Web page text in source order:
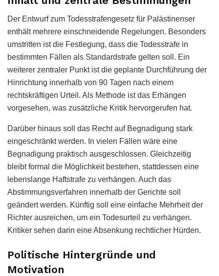
Der Entwurf zum Todesstrafengesetz für Palästinenser
enthält mehrere einschneidende Regelungen. Besonders
umstritten ist die Festlegung, dass die Todesstrafe in
bestimmten Fällen als Standardstrafe gelten soll. Ein
weiterer zentraler Punkt ist die geplante Durchführung der
Hinrichtung innerhalb von 90 Tagen nach einem
rechtskräftigen Urteil. Als Methode ist das Erhängen
vorgesehen, was zusätzliche Kritik hervorgerufen hat.
Darüber hinaus soll das Recht auf Begnadigung stark
eingeschränkt werden. In vielen Fällen wäre eine
Begnadigung praktisch ausgeschlossen. Gleichzeitig
bleibt formal die Möglichkeit bestehen, stattdessen eine
lebenslange Haftstrafe zu verhängen. Auch das
Abstimmungsverfahren innerhalb der Gerichte soll
geändert werden. Künftig soll eine einfache Mehrheit der
Richter ausreichen, um ein Todesurteil zu verhängen.
Kritiker sehen darin eine Absenkung rechtlicher Hürden.
Politische Hintergründe und
Motivation